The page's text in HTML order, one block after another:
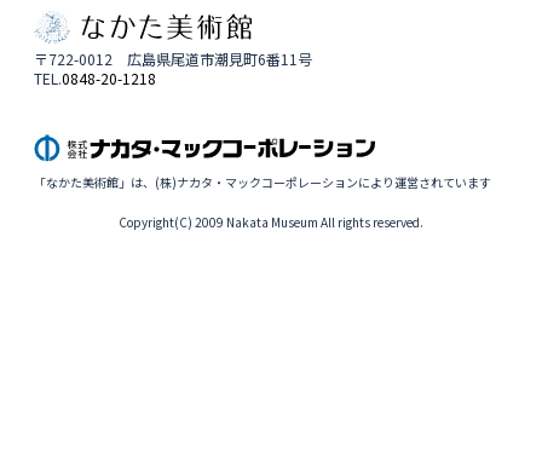
〒722-0012 広島県尾道市潮見町6番11号
TEL.0848-20-1218
「なかた美術館」は、(株)ナカタ・マックコーポレーションにより運営されています
Copyright(C) 2009 Nakata Museum All rights reserved.